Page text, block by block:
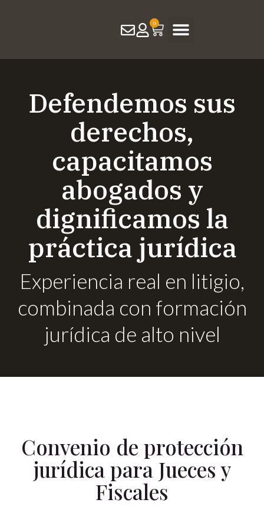
0
Defendemos sus
derechos,
capacitamos
abogados y
dignificamos la
práctica jurídica
Experiencia real en litigio,
combinada con formación
jurídica de alto nivel
Convenio de protección
jurídica para Jueces y
Fiscales